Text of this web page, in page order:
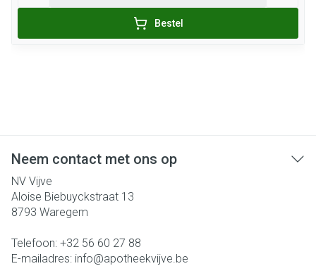
Bestel
Neem contact met ons op
NV Vijve
Aloise Biebuyckstraat 13
8793 Waregem
Telefoon: +32 56 60 27 88
E-mailadres: info@apotheekvijve.be